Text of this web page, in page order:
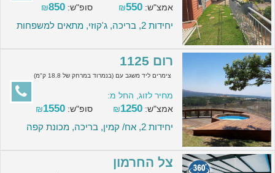
אמצ"ש:
₪550 סופ"ש: ₪850
יחידות 2, בריכה, ג'קוזי, מתאים למשפחות
רום 1125
צימרים ליד משגב עם (בנמרוד במרחק של 18.8 ק"מ)
מחיר לזוג, החל מ:
אמצ"ש:
₪1250 סופ"ש: ₪1550
יחידות 2, אח/ קמין, בריכה, מכונת קפה
צל החרמון